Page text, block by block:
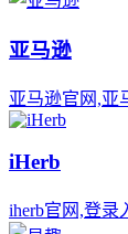
亚马逊
亚马逊官网,亚
iHerb
iherb官网,登录